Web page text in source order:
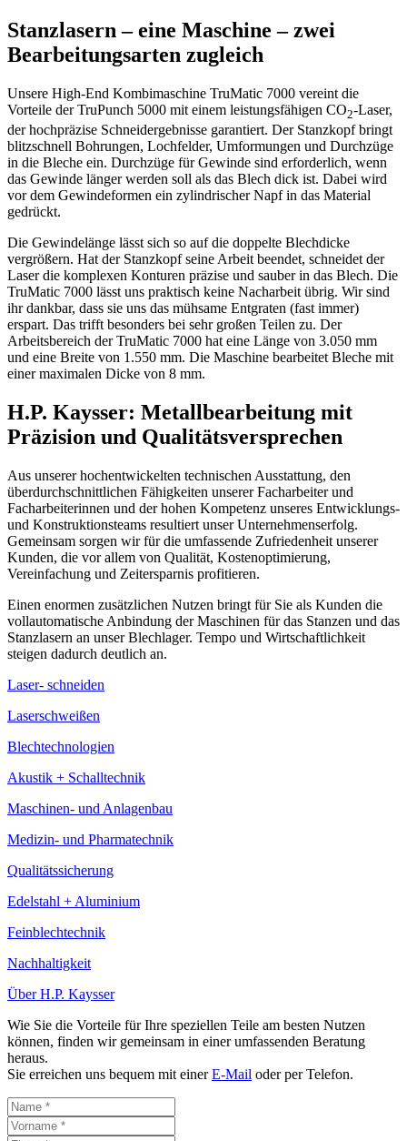
Stanzlasern – eine Maschine – zwei
Bearbeitungsarten zugleich
Unsere High-End Kombimaschine TruMatic 7000 vereint die
Vorteile der TruPunch 5000 mit einem leistungsfähigen CO2-Laser,
der hochpräzise Schneidergebnisse garantiert. Der Stanzkopf bringt
blitzschnell Bohrungen, Lochfelder, Umformungen und Durchzüge
in die Bleche ein. Durchzüge für Gewinde sind erforderlich, wenn
das Gewinde länger werden soll als das Blech dick ist. Dabei wird
vor dem Gewindeformen ein zylindrischer Napf in das Material
gedrückt.
Die Gewindelänge lässt sich so auf die doppelte Blechdicke
vergrößern. Hat der Stanzkopf seine Arbeit beendet, schneidet der
Laser die komplexen Konturen präzise und sauber in das Blech. Die
TruMatic 7000 lässt uns praktisch keine Nacharbeit übrig. Wir sind
ihr dankbar, dass sie uns das mühsame Entgraten (fast immer)
erspart. Das trifft besonders bei sehr großen Teilen zu. Der
Arbeitsbereich der TruMatic 7000 hat eine Länge von 3.050 mm
und eine Breite von 1.550 mm. Die Maschine bearbeitet Bleche mit
einer maximalen Dicke von 8 mm.
H.P. Kaysser: Metallbearbeitung mit
Präzision und Qualitätsversprechen
Aus unserer hochentwickelten technischen Ausstattung, den
überdurchschnittlichen Fähigkeiten unserer Facharbeiter und
Facharbeiterinnen und der hohen Kompetenz unseres Entwicklungs-
und Konstruktionsteams resultiert unser Unternehmenserfolg.
Gemeinsam sorgen wir für die umfassende Zufriedenheit unserer
Kunden, die vor allem von Qualität, Kostenoptimierung,
Vereinfachung und Zeitersparnis profitieren.
Einen enormen zusätzlichen Nutzen bringt für Sie als Kunden die
vollautomatische Anbindung der Maschinen für das Stanzen und das
Stanzlasern an unser Blechlager. Tempo und Wirtschaftlichkeit
steigen dadurch deutlich an.
Laser- schneiden
Laserschweißen
Blechtechnologien
Akustik + Schalltechnik
Maschinen- und Anlagenbau
Medizin- und Pharmatechnik
Qualitätssicherung
Edelstahl + Aluminium
Feinblechtechnik
Nachhaltigkeit
Über H.P. Kaysser
Wie Sie die Vorteile für Ihre speziellen Teile am besten Nutzen
können, finden wir gemeinsam in einer umfassenden Beratung
heraus.
Sie erreichen uns bequem mit einerE-Mail oder per Telefon.